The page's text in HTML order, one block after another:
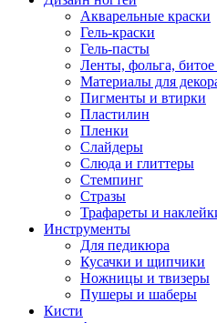
Акварельные краски
Гель-краски
Гель-пасты
Ленты, фольга, битое
Материалы для
Пигменты и втирки
Пластилин
Пленки
Слайдеры
Слюда и глиттеры
Стемпинг
Стразы
Трафареты и
Инструменты
Для педикюра
Кусачки и щипчики
Ножницы и твизеры
Пушеры и шаберы
Кисти